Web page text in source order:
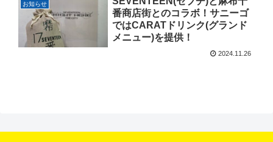
お知らせ
番商店街とのコラボ！サニーゴ
ではCARATドリンク(グランド
メニュー)を提供！
2024.11.26